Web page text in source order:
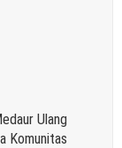
Ulang
Komunitas